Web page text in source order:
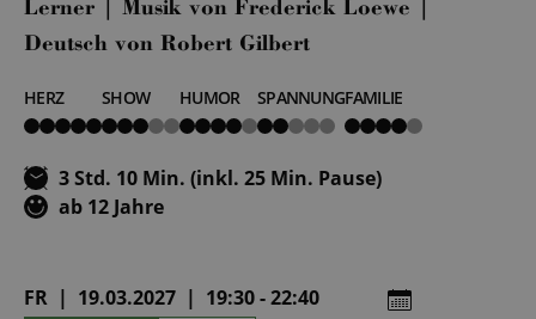
Lerner | Musik von Frederick Loewe |
Deutsch von Robert Gilbert
HERZ
5
von
SHOW
3
von
HUMOR
4
von
SPANNUNG
2
von
FAMILIE
4
von
3 Std. 10 Min. (inkl. 25 Min. Pause)
ab 12 Jahre
FR | 19.03.2027 | 19:30 - 22:40